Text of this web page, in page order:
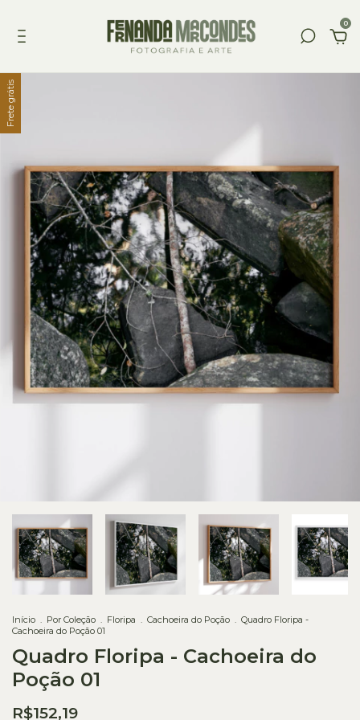
0
Frete grátis
Início . Por Coleção . Floripa . Cachoeira do Poção . Quadro Floripa -
Cachoeira do Poção 01
Quadro Floripa - Cachoeira do
Poção 01
R$152,19